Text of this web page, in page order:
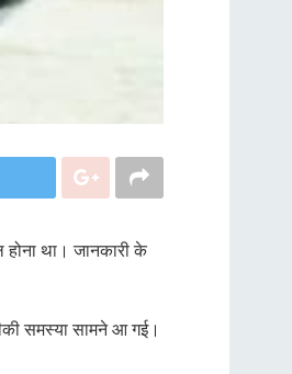
होना था। जानकारी के
समस्या सामने आ गई।